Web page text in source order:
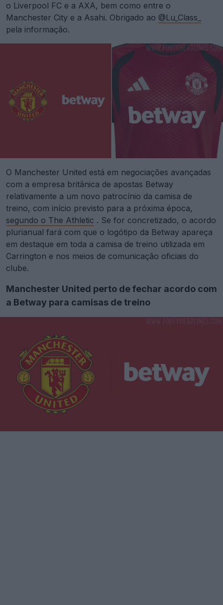
o Liverpool FC e a AXA, bem como entre o
Manchester City e a Asahi. Obrigado ao @Lu_Class_
pela informação.
O Manchester United está em negociações avançadas
com a empresa britânica de apostas Betway
relativamente a um novo patrocínio da camisa de
treino, com início previsto para a próxima época,
segundo o The Athletic . Se for concretizado, o acordo
plurianual fará com que o logótipo da Betway apareça
em destaque em toda a camisa de treino utilizada em
Carrington e nos meios de comunicação oficiais do
clube.
Manchester United perto de fechar acordo com
a Betway para camisas de treino